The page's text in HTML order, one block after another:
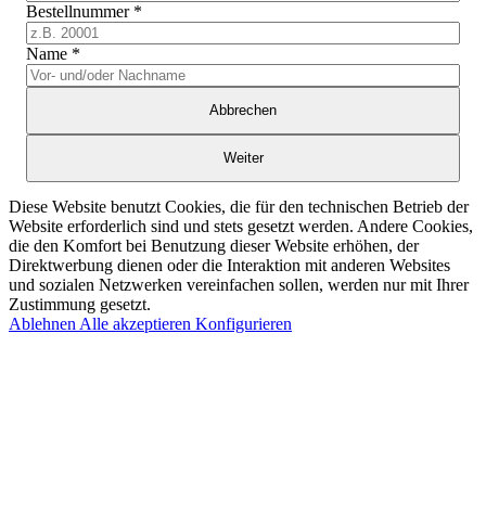
Bestellnummer *
Name *
Abbrechen
Weiter
Diese Website benutzt Cookies, die für den technischen Betrieb der
Website erforderlich sind und stets gesetzt werden. Andere Cookies,
die den Komfort bei Benutzung dieser Website erhöhen, der
Direktwerbung dienen oder die Interaktion mit anderen Websites
und sozialen Netzwerken vereinfachen sollen, werden nur mit Ihrer
Zustimmung gesetzt.
Ablehnen Alle akzeptieren Konfigurieren